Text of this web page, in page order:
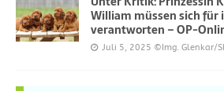
William müssen sich für
verantworten – OP-
Juli 5, 2025 ©Img. Glenkar/